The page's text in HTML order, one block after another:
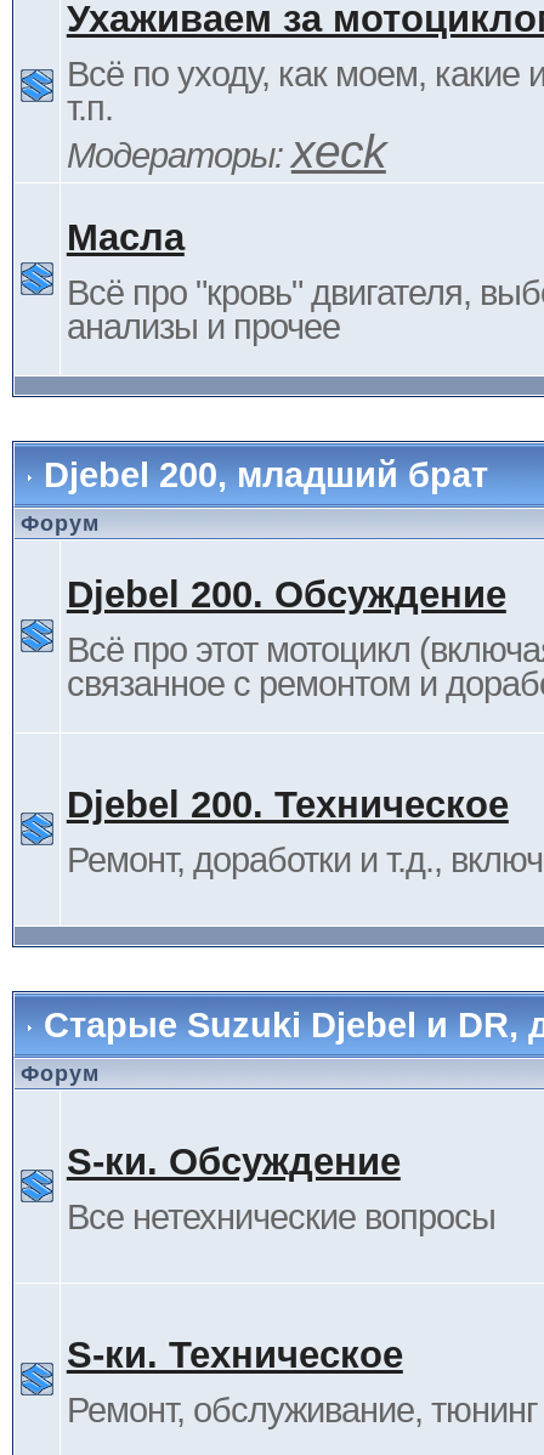
Ухаживаем за
Всё по уходу, как моем, какие
т.п.
Модераторы:xeck
Масла
Всё про "кровь" двигателя,
анализы и прочее
Djebel 200, младший брат
Форум
Djebel 200. Обсуждение
Всё про этот мотоцикл
связанное с ремонтом и
Djebel 200. Техническое
Ремонт, доработки и т.д.,
Старые Suzuki Djebel и DR,
Форум
S-ки. Обсуждение
Все нетехнические вопросы
S-ки. Техническое
Ремонт, обслуживание, тюнинг